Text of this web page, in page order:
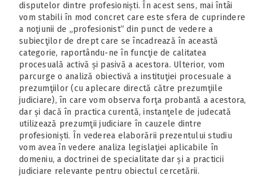
disputelor dintre profesioniști. În acest sens, mai întâi
vom stabili în mod concret care este sfera de cuprindere
a noţiunii de „profesionist” din punct de vedere a
subiecţilor de drept care se încadrează în această
categorie, raportându-ne în funcţie de calitatea
procesuală activă și pasivă a acestora. Ulterior, vom
parcurge o analiză obiectivă a instituţiei procesuale a
prezumţiilor (cu aplecare directă către prezumţiile
judiciare), în care vom observa forţa probantă a acestora,
dar și dacă în practica curentă, instanţele de judecată
utilizează prezumţii judiciare în cauzele dintre
profesioniști. În vederea elaborării prezentului studiu
vom avea în vedere analiza legislaţiei aplicabile în
domeniu, a doctrinei de specialitate dar și a practicii
judiciare relevante pentru obiectul cercetării.